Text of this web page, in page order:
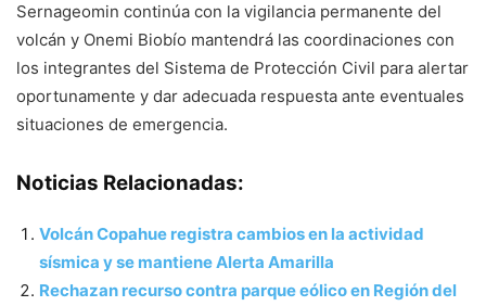
Sernageomin continúa con la vigilancia permanente del
volcán y Onemi Biobío mantendrá las coordinaciones con
los integrantes del Sistema de Protección Civil para alertar
oportunamente y dar adecuada respuesta ante eventuales
situaciones de emergencia.
Noticias Relacionadas:
Volcán Copahue registra cambios en la actividad
sísmica y se mantiene Alerta Amarilla
Rechazan recurso contra parque eólico en Región del